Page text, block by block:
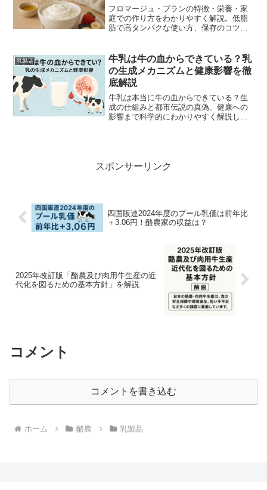
フロマージュ・ブランの特徴・栄養・家
庭での作り方をわかりやすく解説。低脂
肪で高タンパクな使い方、保存のコツ、
手順写真付き。
乳製品
牛乳は牛の血からできている？乳
の生成メカニズムと健康影響を徹
底解説
牛乳は本当に牛の血からできている？生
成の仕組みと都市伝説の真偽、健康への
影響まで科学的にわかりやすく解説しま
スポンサーリンク
四国販連2024年度のプール乳価は前年比
＋3.06円！酪農家の収益は？
2025年改訂版「酪農及び肉用牛生産の近
代化を図るための基本方針」を解説
コメント
コメントを書き込む
ホーム 酪農 乳製品